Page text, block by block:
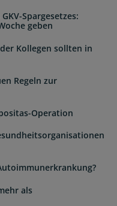
Spargesetzes:
geben
Kollegen sollten in
Regeln zur
Operation
als